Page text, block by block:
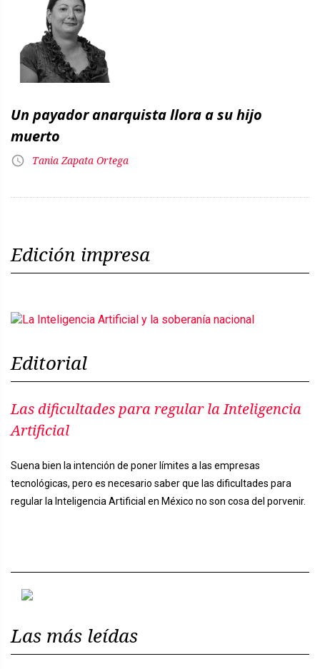
Un payador anarquista llora a su hijo
muerto
Tania Zapata Ortega
Edición impresa
Editorial
Las dificultades para regular la Inteligencia
Artificial
Suena bien la intención de poner límites a las empresas
tecnológicas, pero es necesario saber que las dificultades para
regular la Inteligencia Artificial en México no son cosa del porvenir.
Las más leídas